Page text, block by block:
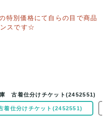
特別価格にて自らの目で商品
スです☆
古着仕分けチケット(2452551)
仕分けチケット(2452551)